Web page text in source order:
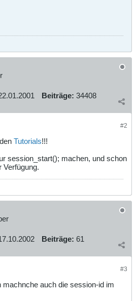
Beiträge: 34408
#2
Tutorials!!!
session_start(); machen, und schon
Verfügung.
Beiträge: 61
#3
machnche auch die session-id im